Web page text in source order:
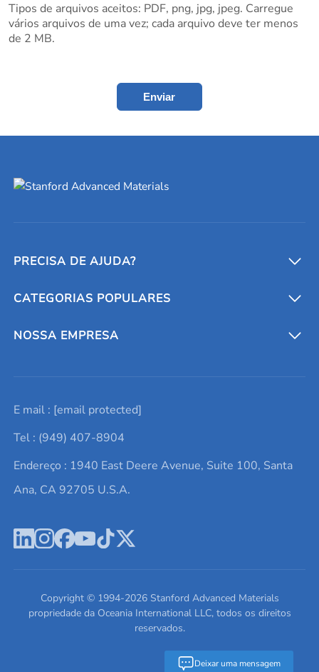
Tipos de arquivos aceitos: PDF, png, jpg, jpeg. Carregue
vários arquivos de uma vez; cada arquivo deve ter menos
de 2 MB.
Enviar
Deixar uma mensagem
PRECISA DE AJUDA?
Conversores e calculadoras
Entre em contato conosco
Lista de consultas
Termos e Condições
Política de Privacidade
CATEGORIAS POPULARES
Metais refratários
Elementos de terras raras
Alvos de pulverização catódica
Ácido hialurônico
NOSSA EMPRESA
Promoções atuais
Notícias e blogs
Estudos de caso
Escreva para nós
E mail : [email protected]
Tel : (949) 407-8904
Endereço : 1940 East Deere Avenue, Suite 100, Santa
Ana, CA 92705 U.S.A.
Copyright © 1994-2026Stanford Advanced Materials
propriedade da Oceania International LLC, todos os direitos
reservados.